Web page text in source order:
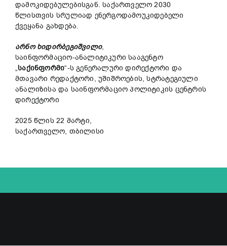
დამოკიდებულებისგან. საქართველო 2030
წლისთვის სრულიად ენერგოდამოუკიდებელი
ქვეყანა გახდება.
არნო ხიდირბეგიშვილი,
საინფორმაციო-ანალიტიკური სააგენტო
„საქინფორმი“-ს გენერალური დირექტორი და
მთავარი რედაქტორი, უშიშროების, სტრატეგიული
ანალიზისა და საინფორმაციო პოლიტიკის ცენტრის
დირექტორი
2025 წლის 22 მარტი,
საქართველო, თბილისი